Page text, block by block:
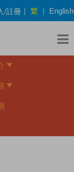
/註冊 | 繁 | English